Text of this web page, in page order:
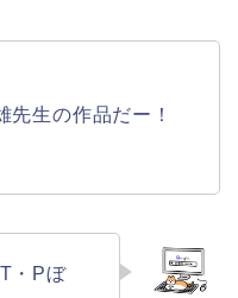
先生の作品だー！
・Pぼ